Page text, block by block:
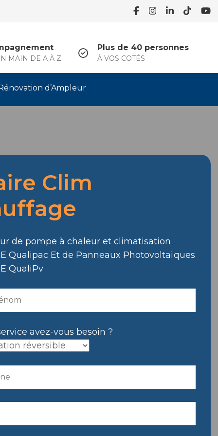
MAIN DE A À Z
Plus de 40 personnes
À VOS COTÉS
d’Ampleur
Clim
de pompe à chaleur et climatisation
Qualipac Et de Panneaux Photovoltaïques
QualiPv
avez-vous besoin ?